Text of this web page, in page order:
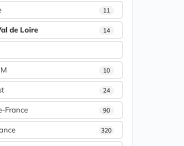
11
de Loire 14
10
24
France 90
320